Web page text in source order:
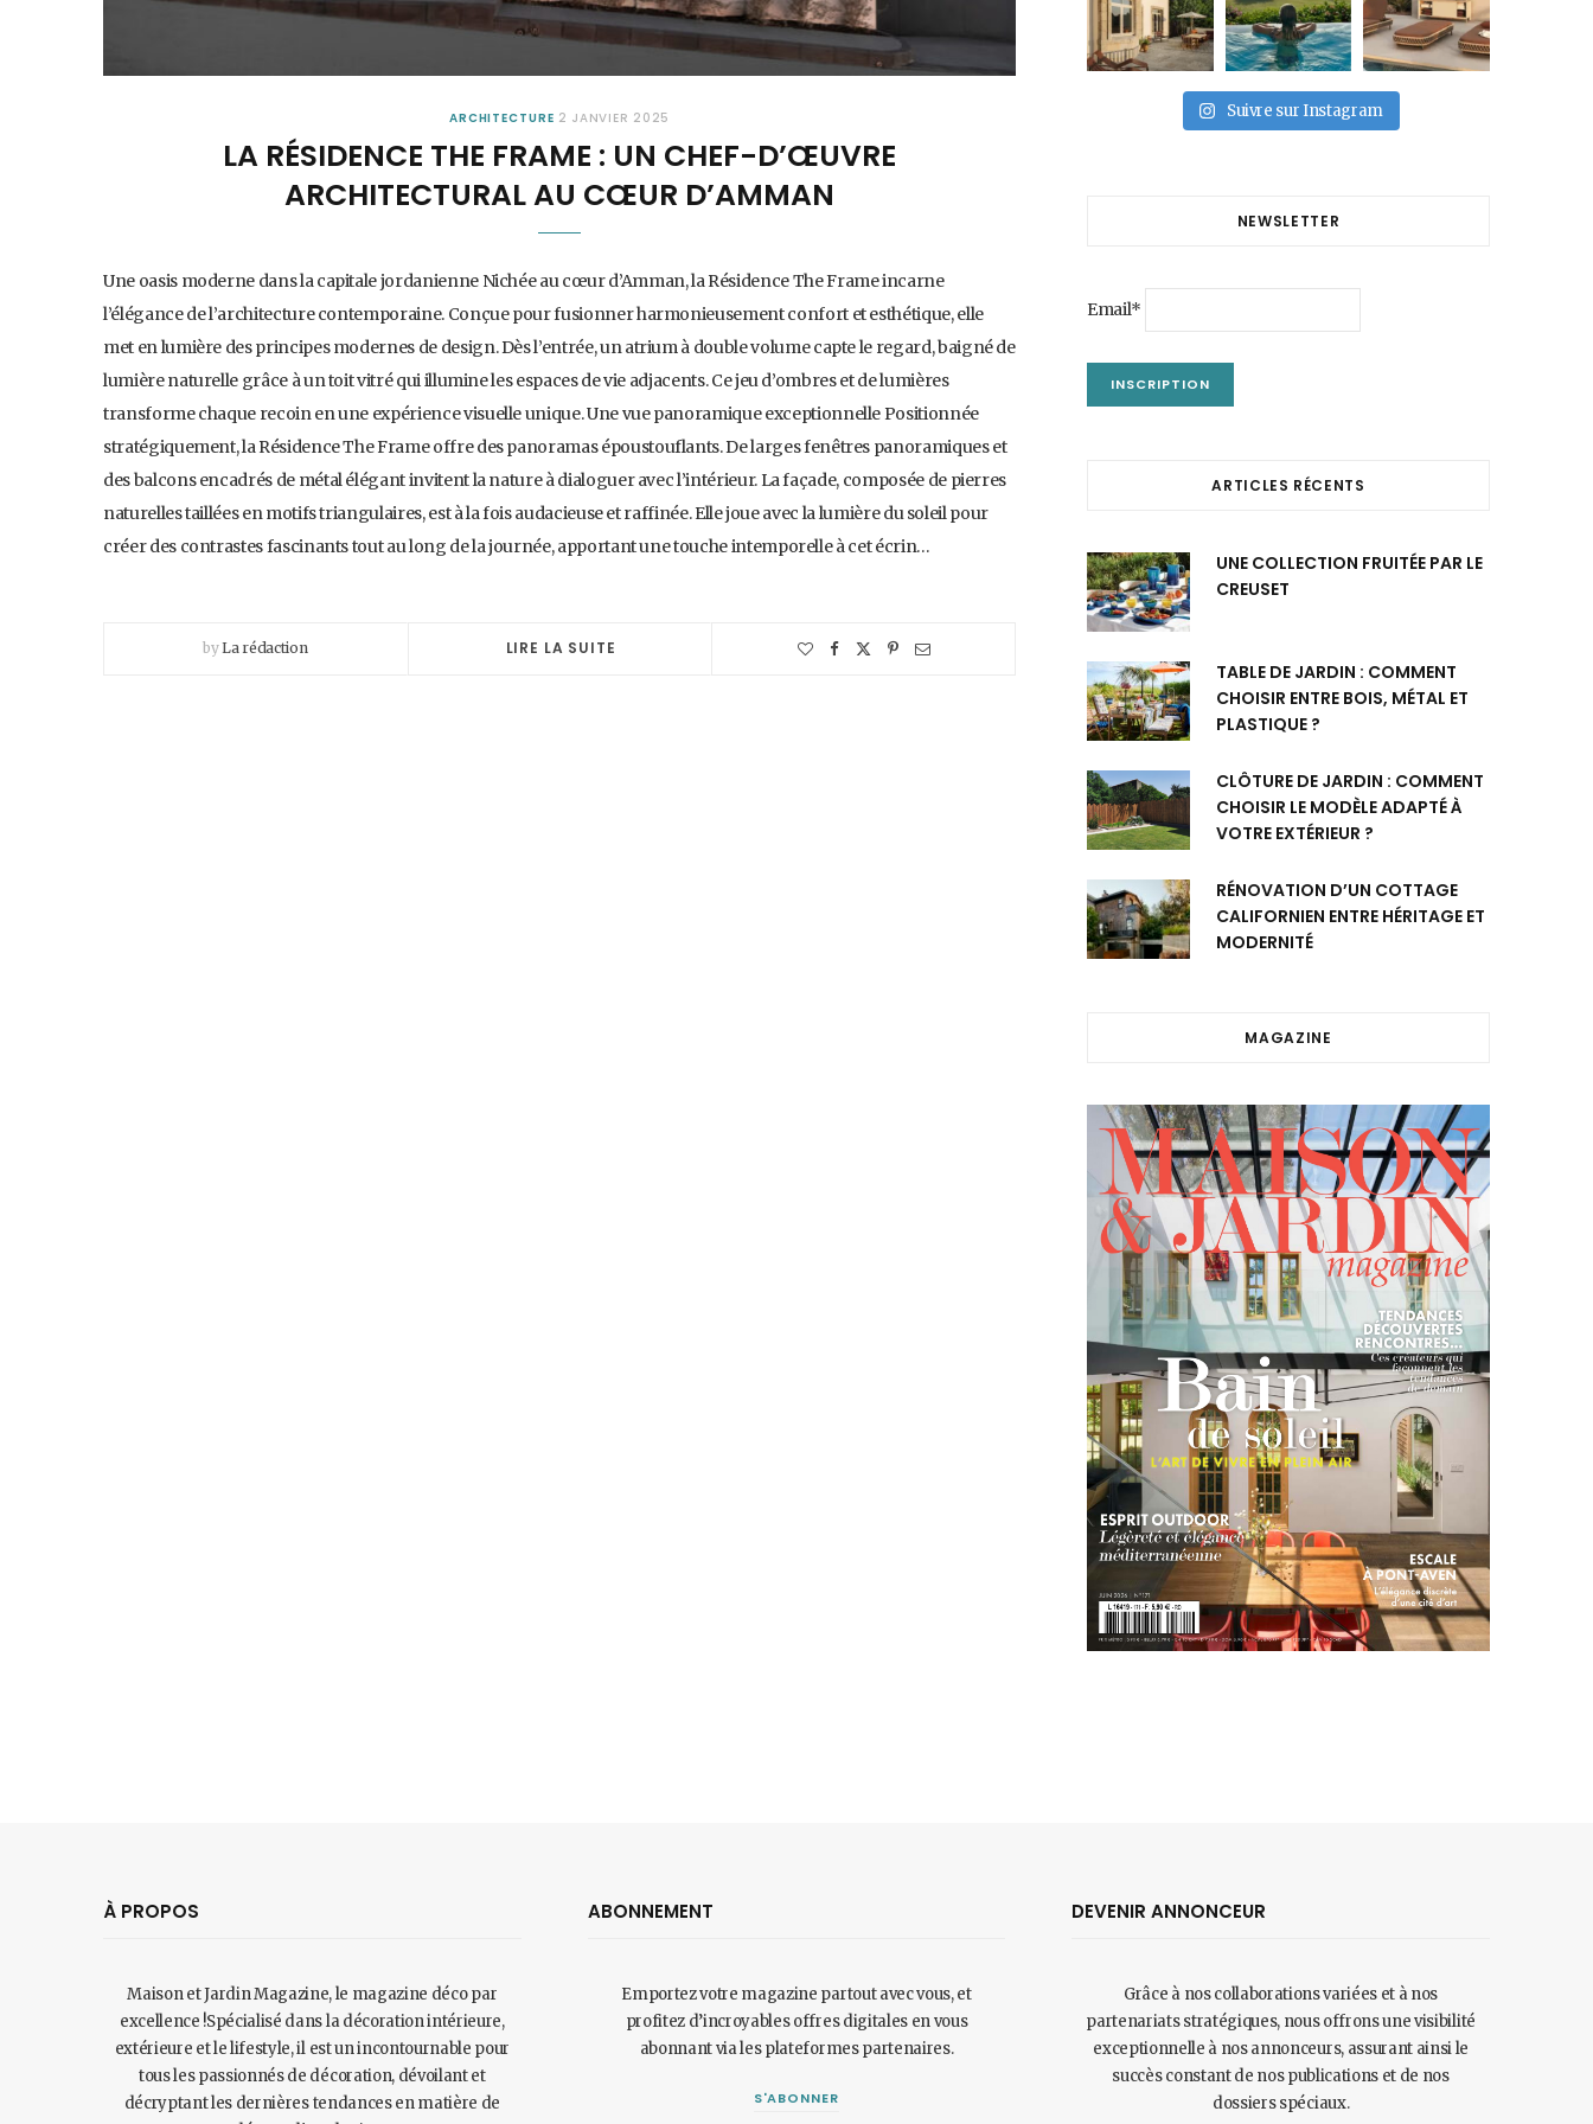
ARCHITECTURE 2 JANVIER 2025
LA RÉSIDENCE THE FRAME : UN CHEF-D’ŒUVRE
ARCHITECTURAL AU CŒUR D’AMMAN
Une oasis moderne dans la capitale jordanienne Nichée au cœur d’Amman, la Résidence The Frame incarne
l’élégance de l’architecture contemporaine. Conçue pour fusionner harmonieusement confort et esthétique, elle
met en lumière des principes modernes de design. Dès l’entrée, un atrium à double volume capte le regard, baigné de
lumière naturelle grâce à un toit vitré qui illumine les espaces de vie adjacents. Ce jeu d’ombres et de lumières
transforme chaque recoin en une expérience visuelle unique. Une vue panoramique exceptionnelle Positionnée
stratégiquement, la Résidence The Frame offre des panoramas époustouflants. De larges fenêtres panoramiques et
des balcons encadrés de métal élégant invitent la nature à dialoguer avec l’intérieur. La façade, composée de pierres
naturelles taillées en motifs triangulaires, est à la fois audacieuse et raffinée. Elle joue avec la lumière du soleil pour
créer des contrastes fascinants tout au long de la journée, apportant une touche intemporelle à cet écrin…
byLa rédaction LIRE LA SUITE
Suivre sur Instagram
NEWSLETTER
Email*
ARTICLES RÉCENTS
UNE COLLECTION FRUITÉE PAR LE
CREUSET
TABLE DE JARDIN : COMMENT
CHOISIR ENTRE BOIS, MÉTAL ET
PLASTIQUE ?
CLÔTURE DE JARDIN : COMMENT
CHOISIR LE MODÈLE ADAPTÉ À
VOTRE EXTÉRIEUR ?
RÉNOVATION D’UN COTTAGE
CALIFORNIEN ENTRE HÉRITAGE ET
MODERNITÉ
MAGAZINE
À PROPOS
Maison et Jardin Magazine, le magazine déco par
excellence !Spécialisé dans la décoration intérieure,
extérieure et le lifestyle, il est un incontournable pour
tous les passionnés de décoration, dévoilant et
décryptant les dernières tendances en matière de
ABONNEMENT
Emportez votre magazine partout avec vous, et
profitez d’incroyables offres digitales en vous
abonnant via les plateformes partenaires.
S'ABONNER
DEVENIR ANNONCEUR
Grâce à nos collaborations variées et à nos
partenariats stratégiques, nous offrons une visibilité
exceptionnelle à nos annonceurs, assurant ainsi le
succès constant de nos publications et de nos
dossiers spéciaux.